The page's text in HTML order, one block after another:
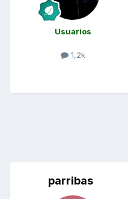
Usuarios
1,2k
parribas